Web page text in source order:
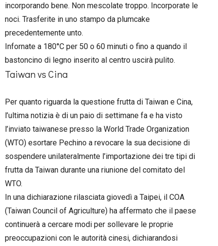
incorporando bene. Non mescolate troppo. Incorporate le
noci. Trasferite in uno stampo da plumcake
precedentemente unto.
Infornate a 180°C per 50 o 60 minuti o fino a quando il
bastoncino di legno inserito al centro uscirà pulito.
Taiwan vs Cina
Per quanto riguarda la questione frutta di Taiwan e Cina,
l’ultima notizia è di un paio di settimane fa e ha visto
l’inviato taiwanese presso la World Trade Organization
(WTO) esortare Pechino a revocare la sua decisione di
sospendere unilateralmente l’importazione dei tre tipi di
frutta da Taiwan durante una riunione del comitato del
WTO.
In una dichiarazione rilasciata giovedì a Taipei, il COA
(Taiwan Council of Agriculture) ha affermato che il paese
continuerà a cercare modi per sollevare le proprie
preoccupazioni con le autorità cinesi, dichiarandosi